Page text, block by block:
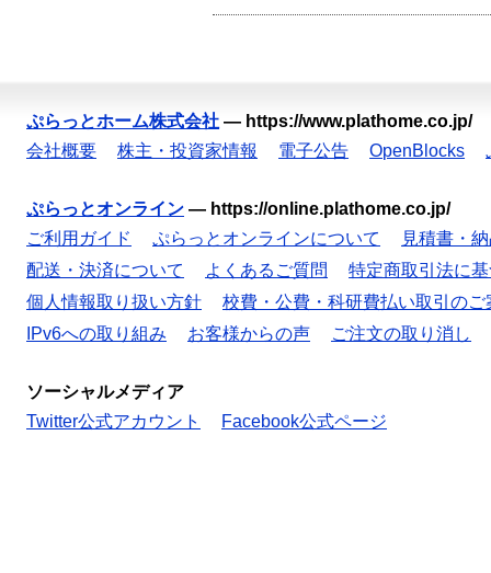
ぷらっとホーム株式会社 — https://www.plathome.co.jp/
会社概要
株主・投資家情報 電子公告 OpenBlocks
ぷらっとオンライン — https://online.plathome.co.jp/
ご利用ガイド
ぷらっとオンラインについて
見積書・
配送・決済について
よくあるご質問
特定商取引法に
個人情報取り扱い方針
校費・公費・科研費払い取引のご
IPv6への取り組み
お客様からの声 ご注文の取り消し
ソーシャルメディア
Twitter公式アカウント
Facebook公式ページ